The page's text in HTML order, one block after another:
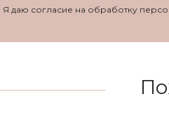
Я даю согласие на обработку